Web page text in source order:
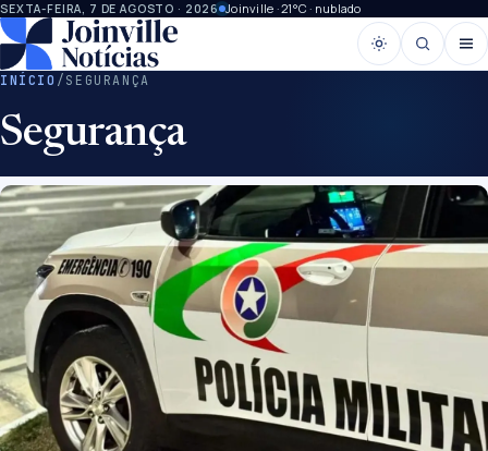
SEXTA-FEIRA, 7 DE AGOSTO · 2026 Joinville · 21°C · nublado
INÍCIO / SEGURANÇA
Segurança